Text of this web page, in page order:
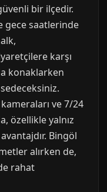
bir ilçedir.
gece saatlerinde
karşı
konaklarken
ve 7/24
özellikle yalnız
Bingöl
alırken de,
rahat